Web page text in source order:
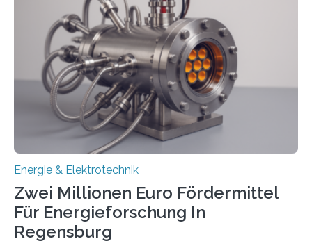
neuen Bericht für die Praxis eingeordnet – inklusive der
Rolle von flexiblen Netzanschlussvereinbarungen. Der
Netzanschluss von Erneuerbare-Energien-Anlagen
(EE-Anlagen) ist entscheidend für die Energiewende.
Denn ohne Anschluss an das Netz kann kein Strom
eingespeist werden. Nach dem Erneuerbare-Energien-
Gesetz (EEG) sind Netzbetreiber…
Energie & Elektrotechnik
Zwei Millionen Euro Fördermittel
Für Energieforschung In
Regensburg